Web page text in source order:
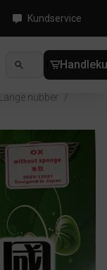
Kundservice
NYHETER
Lange nubber
/